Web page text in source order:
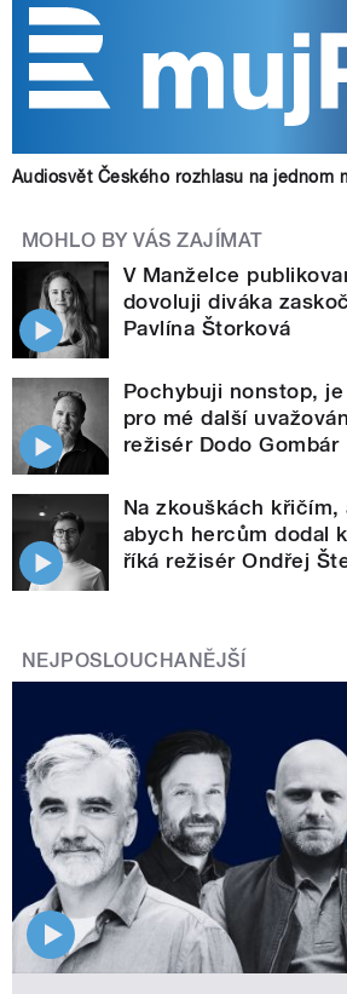
Audiosvět Českého rozhlasu na jednom
MOHLO BY VÁS ZAJÍMAT
V Manželce
dovoluji diváka
Pavlína Štorková
Pochybuji nonstop,
pro mé další
režisér Dodo Gombár
Na zkouškách křičím,
abych hercům dodal
říká režisér Ondřej
NEJPOSLOUCHANĚJŠÍ